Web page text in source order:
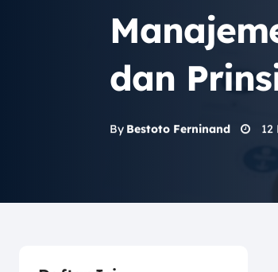
dan
By Bestoto Ferninand 12